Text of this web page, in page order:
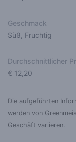
Geschmack
Süß Fruchtig
Durchschnittlicher
€ 12,20
Die aufgeführten
werden von
Geschäft variieren.